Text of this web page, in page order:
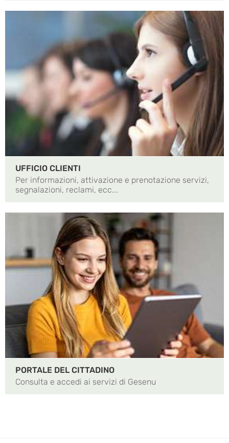
UFFICIO CLIENTI
Per informazioni, attivazione e prenotazione servizi,
segnalazioni, reclami, ecc...
PORTALE DEL CITTADINO
Consulta e accedi ai servizi di Gesenu